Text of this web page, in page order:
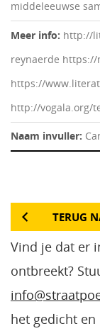
middeleeuwse
Meer info: http://
reynaerde
https://
http://vogala.org/
Naam invuller:
TERUG
Vind je dat er
ontbreekt?
het gedicht